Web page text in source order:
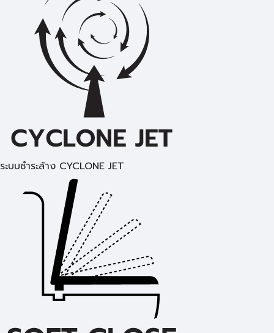
ระบบชำระล้าง CYCLONE JET